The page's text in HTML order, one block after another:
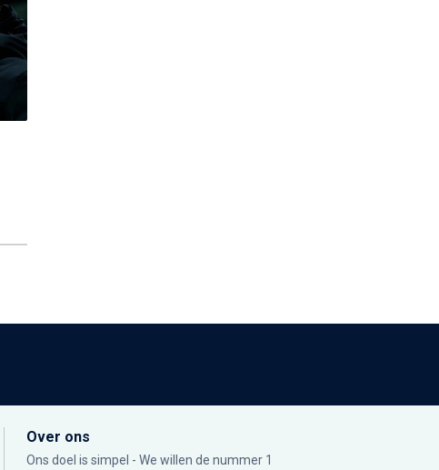
Over ons
Ons doel is simpel - We willen de nummer 1